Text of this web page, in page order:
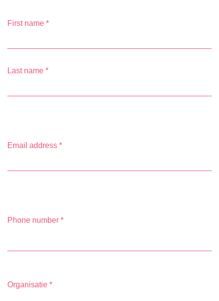
First name *
Last name *
Email address *
Phone number *
Organisatie *